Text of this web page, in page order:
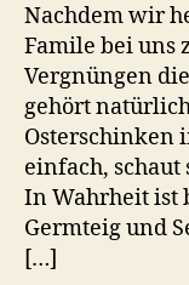
Nachdem wir
Famile bei uns
Vergnüngen
gehört
Osterschinken
einfach, schaut
In Wahrheit ist
Germteig und
[…]